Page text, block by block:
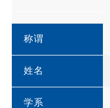
称谓
姓名
学系